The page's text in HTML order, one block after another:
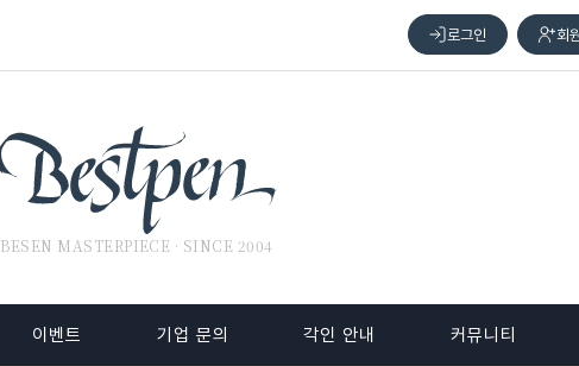
로그인 회
BESEN MASTERPIECE · SINCE 2004
이벤트 기업 문의 각인 안내 커뮤니티